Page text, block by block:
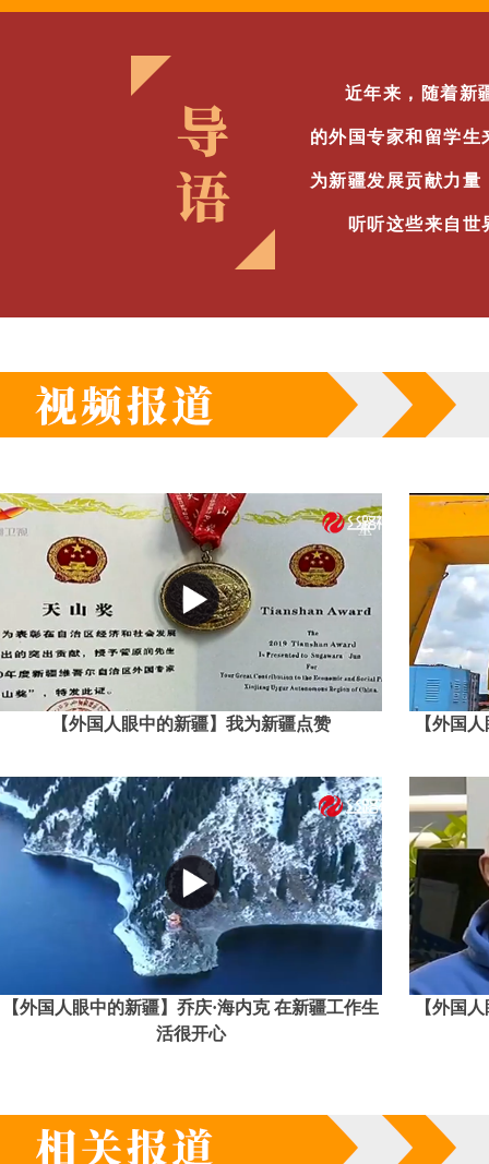
近年来，随着新
的外国专家和留学
为新疆发展贡献力
听听这些来自世
【外国人眼中的新疆】我为新疆点赞 【外国
【外国人眼中的新疆】乔庆·海内克 在新疆工作生
活很开心
【外国